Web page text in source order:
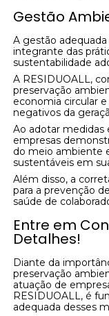
Gestão
A gestão
integrante das
sustentabilidade
A RESIDUOALL,
preservação
economia circular
negativos da
Ao adotar medidas
empresas
do meio ambiente
sustentáveis em
Além disso, a
para a prevenção
saúde de
Entre em
Detalhes!
Diante da
preservação
atuação de
RESIDUOALL, é
adequada desses